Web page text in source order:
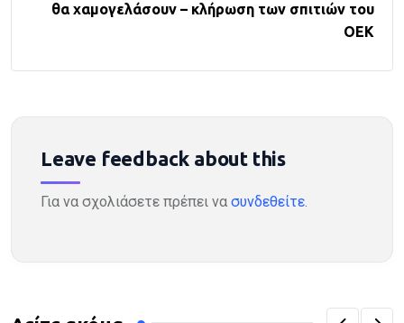
θα χαμογελάσουν – κλήρωση των σπιτιών του
ΟΕΚ
Leave feedback about this
Για να σχολιάσετε πρέπει να συνδεθείτε.